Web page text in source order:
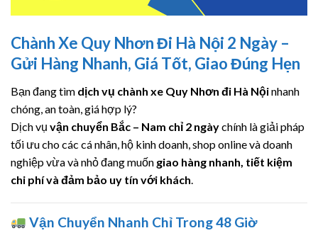
Chành Xe Quy Nhơn Đi Hà Nội 2 Ngày –
Gửi Hàng Nhanh, Giá Tốt, Giao Đúng Hẹn
Bạn đang tìm dịch vụ chành xe Quy Nhơn đi Hà Nộinhanh
chóng, an toàn, giá hợp lý?
Dịch vụ vận chuyển Bắc – Nam chỉ 2 ngàychính là giải pháp
tối ưu cho các cá nhân, hộ kinh doanh, shop online và doanh
nghiệp vừa và nhỏ đang muốn giao hàng nhanh, tiết kiệm
chi phí và đảm bảo uy tín với khách
Vận Chuyển Nhanh Chỉ Trong 48 Giờ